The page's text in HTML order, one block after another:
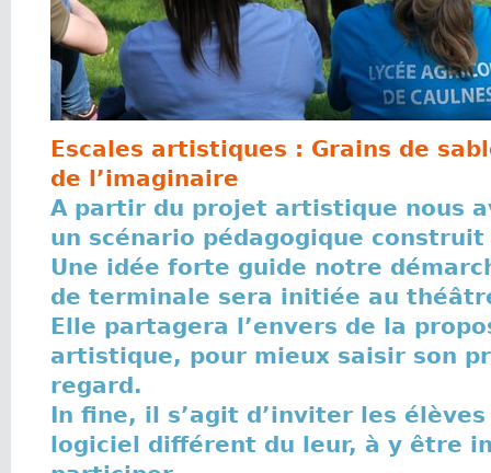
Escales artistiques : Grains de
de l’imaginaire
A partir du projet artistique nous
un scénario pédagogique construit
Une idée forte guide notre
de terminale sera initiée au
Elle partagera l’envers de la
artistique, pour mieux saisir son
regard.
In fine, il s’agit d’inviter les
logiciel différent du leur, à y être